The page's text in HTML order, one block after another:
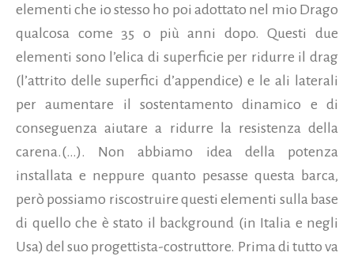
elementi che io stesso ho poi adottato nel mio Drago
qualcosa come 35 o più anni dopo. Questi due
elementi sono l’elica di superficie per ridurre il drag
(l’attrito delle superfici d’appendice) e le ali laterali
per aumentare il sostentamento dinamico e di
conseguenza aiutare a ridurre la resistenza della
carena.(…). Non abbiamo idea della potenza
installata e neppure quanto pesasse questa barca,
però possiamo riscostruire questi elementi sulla base
di quello che è stato il background (in Italia e negli
Usa) del suo progettista-costruttore. Prima di tutto va